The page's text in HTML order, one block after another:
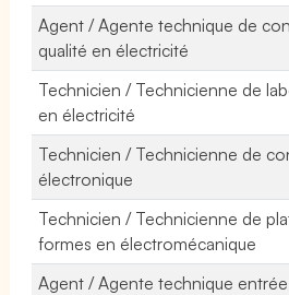
Agent / Agente technique de
qualité en électricité
Technicien / Technicienne de
en électricité
Technicien / Technicienne de
électronique
Technicien / Technicienne de
formes en électromécanique
Agent / Agente technique